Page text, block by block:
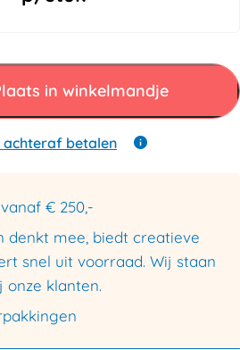
in winkelmandje
achteraf betalen
vanaf € 250,-
denkt mee, biedt creatieve
snel uit voorraad. Wij staan
onze klanten.